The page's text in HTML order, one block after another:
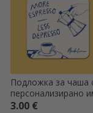
Подложка за чаша
персонализирано
- More espresso
3.00 €